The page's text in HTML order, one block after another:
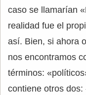
caso se llamarían
realidad fue el
así. Bien, si ahora
nos encontramos
términos:
contiene otros